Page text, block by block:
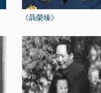
《聶榮臻》